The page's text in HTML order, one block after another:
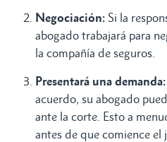
Negociación: Si la
abogado trabajará para
la compañía de seguros.
Presentará una demanda:
acuerdo, su abogado
ante la corte. Esto a
antes de que comience el